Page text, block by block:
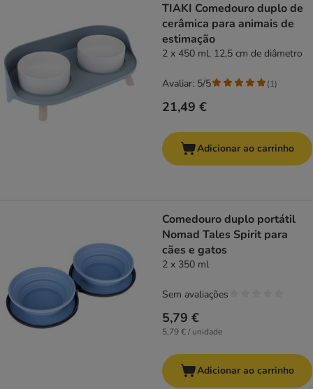
TIAKI Comedouro duplo de
cerâmica para animais de
estimação
2 x 450 ml, 12,5 cm de diâmetro
21,49 €
Avaliar: 5/5 (1)
Adicionar ao carrinho
Comedouro duplo portátil
Nomad Tales Spirit para
cães e gatos
2 x 350 ml
5,79 €
5,79 € / unidade
Sem avaliações
Adicionar ao carrinho